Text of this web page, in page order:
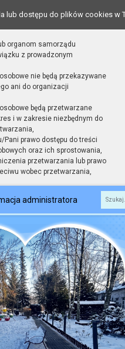
lub dostępu do plików cookies w
organom samorządu
z prowadzonym
nie będą przekazywane
ani do organizacji
będą przetwarzane
i w zakresie niezbędnym do
Pani prawo dostępu do treści
oraz ich sprostowania,
przetwarzania lub prawo
wobec przetwarzania,
administratora
Fraza